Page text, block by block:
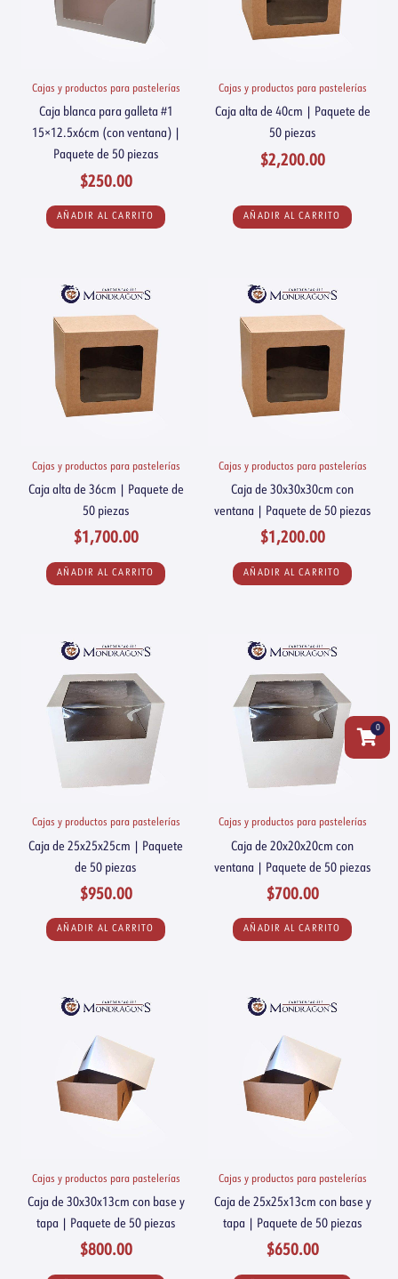
Cajas y productos para pastelerías
Caja blanca para galleta #1
15×12.5x6cm (con ventana) |
Paquete de 50 piezas
$250.00
AÑADIR AL CARRITO
Cajas y productos para pastelerías
Caja alta de 40cm | Paquete de
50 piezas
$2,200.00
AÑADIR AL CARRITO
Cajas y productos para pastelerías
Caja alta de 36cm | Paquete de
50 piezas
$1,700.00
AÑADIR AL CARRITO
Cajas y productos para pastelerías
Caja de 30x30x30cm con
ventana | Paquete de 50 piezas
$1,200.00
AÑADIR AL CARRITO
Cajas y productos para pastelerías
Caja de 25x25x25cm | Paquete
de 50 piezas
$950.00
AÑADIR AL CARRITO
Cajas y productos para pastelerías
Caja de 20x20x20cm con
ventana | Paquete de 50 piezas
$700.00
AÑADIR AL CARRITO
Cajas y productos para pastelerías
Caja de 30x30x13cm con base y
tapa | Paquete de 50 piezas
$800.00
Cajas y productos para pastelerías
Caja de 25x25x13cm con base y
tapa | Paquete de 50 piezas
$650.00
0